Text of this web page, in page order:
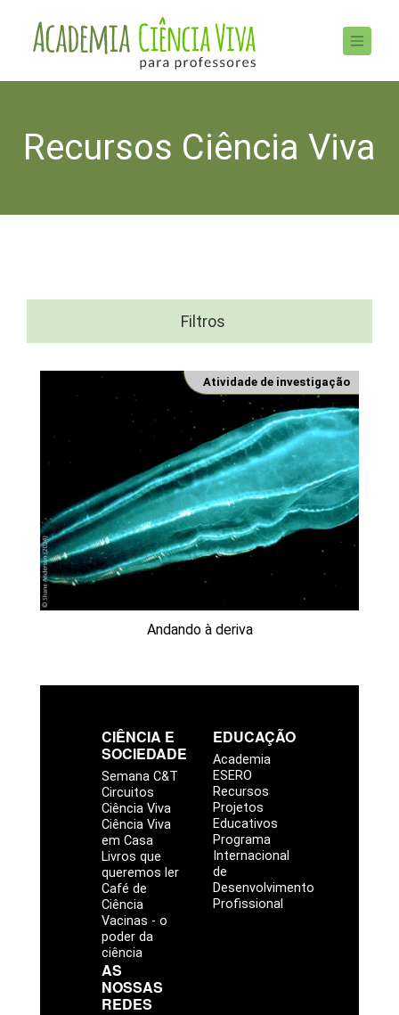
Recursos Ciência Viva
Filtros
Andando à deriva
Atividade de investigação
CIÊNCIA E
SOCIEDADE
Semana C&T
Circuitos
Ciência Viva
Ciência Viva
em Casa
Livros que
queremos ler
Café de
Ciência
Vacinas - o
poder da
ciência
EDUCAÇÃO
Academia
ESERO
Recursos
Projetos
Educativos
Programa
Internacional
de
Desenvolvimento
Profissional
AS
NOSSAS
REDES